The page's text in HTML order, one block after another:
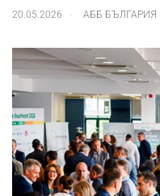
20.05.2026 АББ БЪЛГАРИЯ